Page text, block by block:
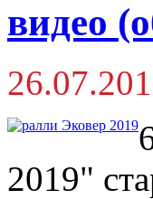
видео
2019"